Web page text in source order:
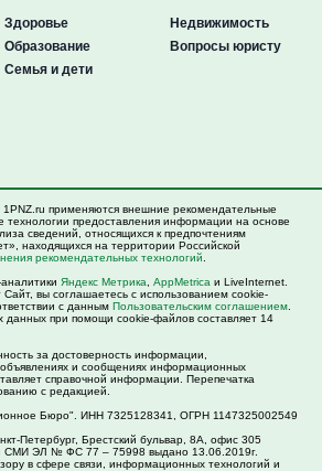
Здоровье
Образование
Семья и дети
Недвижимость
Вопросы юристу
применяются внешние рекомендательные
предоставления информации на основе
сведений, относящихся к предпочтениям
находящихся на территории Российской
рекомендательных технологий
Яндекс Метрика AppMetrica и LiveInternet.
вы соглашаетесь с использованием cookie-
с данным Пользовательским соглашением
данных при помощи cookie-файлов составляет 14
за достоверность информации,
и сообщениях информационных
справочной информации. Перепечатка
с редакцией.
Бюро". ИНН 7325128341, ОГРН 1147325002549
Петербург, Брестский бульвар, 8А, офис 305
СМИ ЭЛ № ФС 77 – 75998 выдано 13.06.2019г.
в сфере связи, информационных технологий и